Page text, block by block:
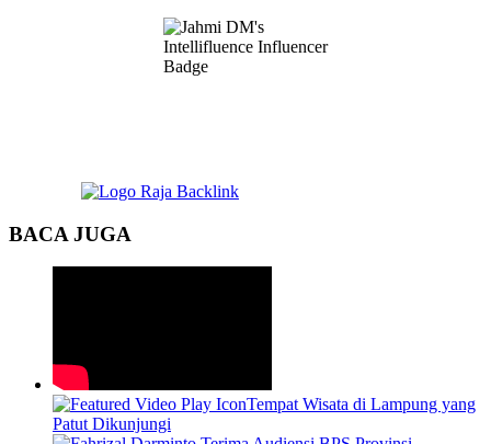
BACA JUGA
Tempat Wisata di Lampung yang
Patut Dikunjungi